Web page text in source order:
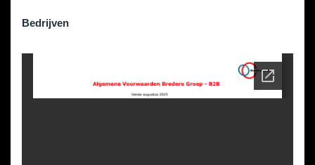
Bedrijven